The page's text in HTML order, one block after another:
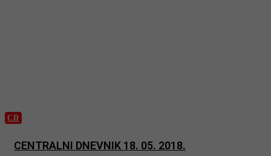
CD
CENTRALNI DNEVNIK 18. 05. 2018.